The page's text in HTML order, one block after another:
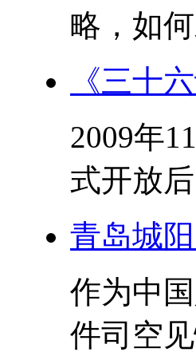
略，如
《三十
2009年
式开放
青岛城
作为中
件司空